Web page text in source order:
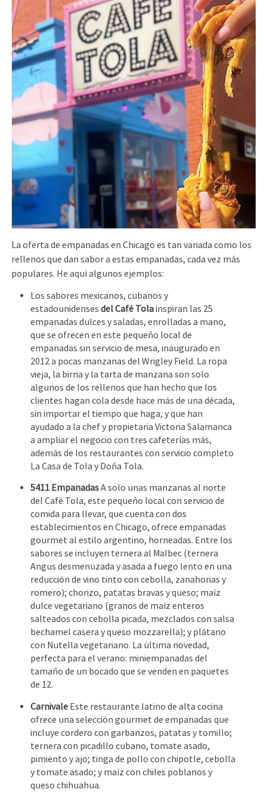
La oferta de empanadas en Chicago es tan variada como los
rellenos que dan sabor a estas empanadas, cada vez más
populares. He aquí algunos ejemplos:
Los sabores mexicanos, cubanos y
estadounidensesdel Café Tolainspiran las 25
empanadas dulces y saladas, enrolladas a mano,
que se ofrecen en este pequeño local de
empanadas sin servicio de mesa, inaugurado en
2012 a pocas manzanas del Wrigley Field. La ropa
vieja, la birria y la tarta de manzana son solo
algunos de los rellenos que han hecho que los
clientes hagan cola desde hace más de una década,
sin importar el tiempo que haga, y que han
ayudado a la chef y propietaria Victoria Salamanca
a ampliar el negocio con tres cafeterías más,
además de los restaurantes con servicio completo
La Casa de Tola y Doña Tola.
5411 EmpanadasA solo unas manzanas al norte
del Café Tola, este pequeño local con servicio de
comida para llevar, que cuenta con dos
establecimientos en Chicago, ofrece empanadas
gourmet al estilo argentino, horneadas. Entre los
sabores se incluyen ternera al Malbec (ternera
Angus desmenuzada y asada a fuego lento en una
reducción de vino tinto con cebolla, zanahorias y
romero); chorizo, patatas bravas y queso; maíz
dulce vegetariano (granos de maíz enteros
salteados con cebolla picada, mezclados con salsa
bechamel casera y queso mozzarella); y plátano
con Nutella vegetariano. La última novedad,
perfecta para el verano: miniempanadas del
tamaño de un bocado que se venden en paquetes
de 12.
Carnivale Este restaurante latino de alta cocina
ofrece una selección gourmet de empanadas que
incluye cordero con garbanzos, patatas y tomillo;
ternera con picadillo cubano, tomate asado,
pimiento y ajo; tinga de pollo con chipotle, cebolla
y tomate asado; y maíz con chiles poblanos y
queso chihuahua.